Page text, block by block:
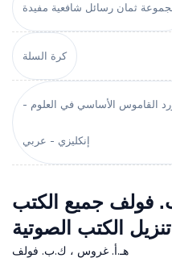
ثمان رسائل شافعية مفيدة
كرة السلة
القاموس الأساسي في العلوم -
إنكليزي - عربي
فولف جميع الكتب
تنزيل الكتب الصوتية
هـ.أ. غروس ، ك.ب. فولف